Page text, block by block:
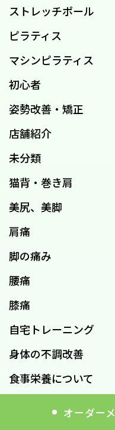
ストレッチポール
ピラティス
マシンピラティス
初心者
姿勢改善・矯正
店舗紹介
未分類
猫背・巻き肩
美尻、美脚
肩痛
脚の痛み
腰痛
膝痛
自宅トレーニング
身体の不調改善
食事栄養について
オーダー